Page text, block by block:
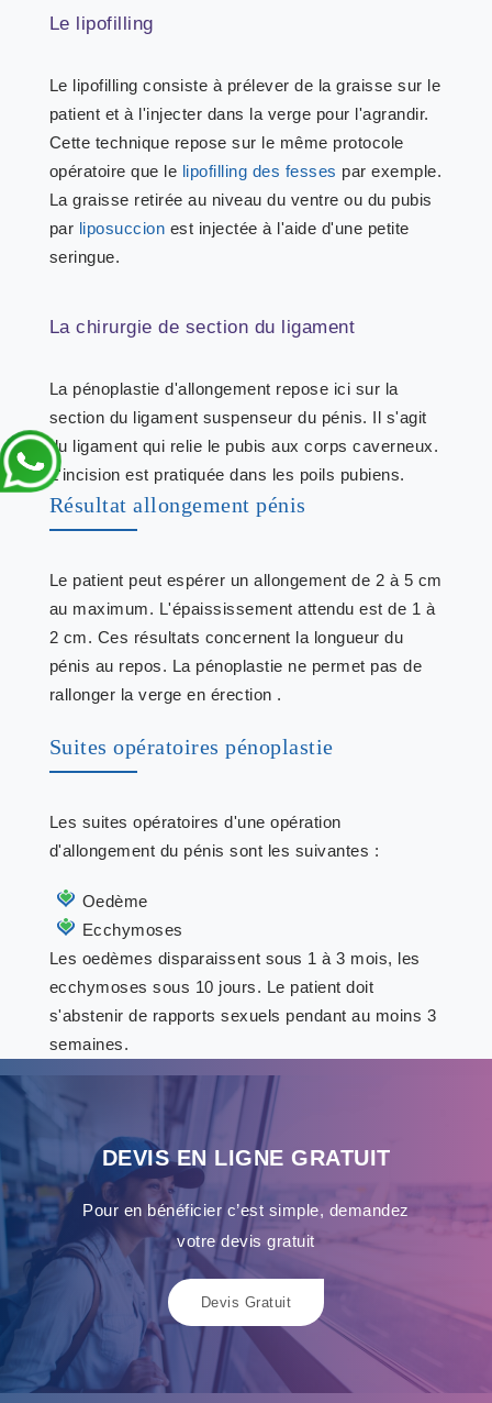
Le lipofilling
Le lipofilling consiste à prélever de la graisse sur le
patient et à l'injecter dans la verge pour l'agrandir.
Cette technique repose sur le même protocole
opératoire que le lipofilling des fesses par exemple.
La graisse retirée au niveau du ventre ou du pubis
par liposuccion est injectée à l'aide d'une petite
seringue.
La chirurgie de section du ligament
La pénoplastie d'allongement repose ici sur la
section du ligament suspenseur du pénis. Il s'agit
du ligament qui relie le pubis aux corps caverneux.
L'incision est pratiquée dans les poils pubiens.
Résultat allongement pénis
Le patient peut espérer un allongement de 2 à 5 cm
au maximum. L'épaississement attendu est de 1 à
2 cm. Ces résultats concernent la longueur du
pénis au repos. La pénoplastie ne permet pas de
rallonger la verge en érection .
Suites opératoires pénoplastie
Les suites opératoires d'une opération
d'allongement du pénis sont les suivantes :
Oedème
Ecchymoses
Les oedèmes disparaissent sous 1 à 3 mois, les
ecchymoses sous 10 jours. Le patient doit
s'abstenir de rapports sexuels pendant au moins 3
semaines.
DEVIS EN LIGNE GRATUIT
Pour en bénéficier c’est simple, demandez
votre devis gratuit
Devis Gratuit